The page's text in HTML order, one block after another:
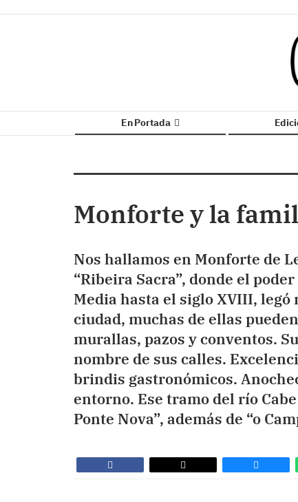
En Portada
Monforte y la
Nos hallamos en Monforte de
“Ribeira Sacra”, donde el
Media hasta el siglo XVIII,
ciudad, muchas de ellas
murallas, pazos y conventos.
nombre de sus calles.
brindis gastronómicos.
entorno. Ese tramo del río
Ponte Nova”, además de “o